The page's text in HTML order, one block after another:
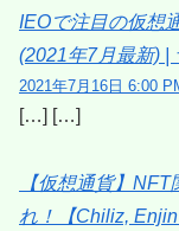
IEOで注目の仮想
(2021年7月最新) |
2021年7月16日 6:00
[…] […]
【仮想通貨】
れ！【Chiliz,